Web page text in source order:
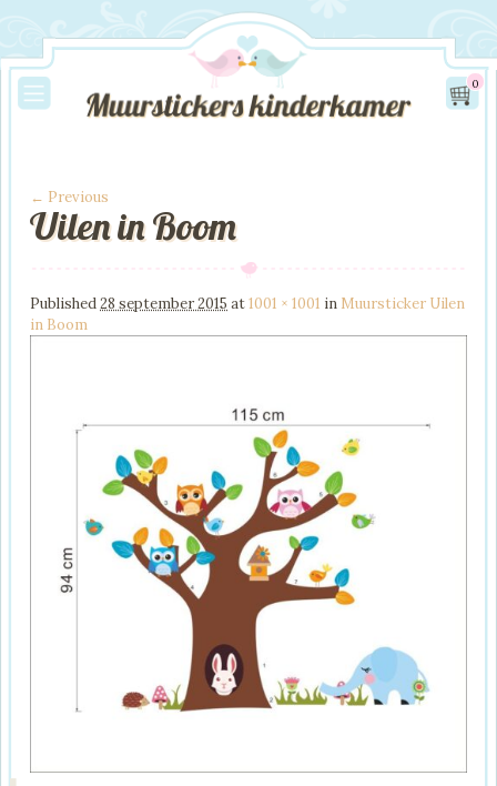
0
Image navigation
← Previous
Uilen in Boom
Published28 september 2015 at1001 × 1001 in Muursticker Uilen
in Boom